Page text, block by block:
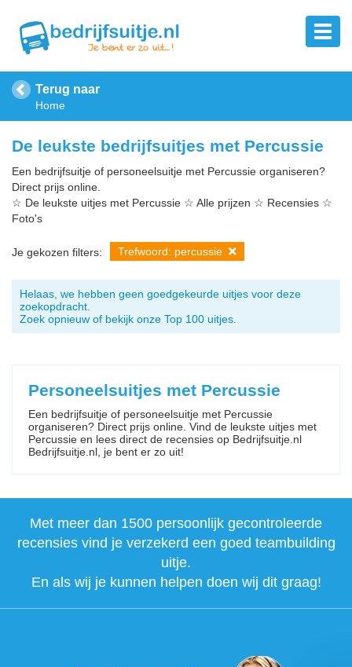
Terug naar
Home
De leukste bedrijfsuitjes met Percussie
Een bedrijfsuitje of personeelsuitje met Percussie organiseren?
Direct prijs online.
☆ De leukste uitjes met Percussie ☆ Alle prijzen ☆ Recensies ☆
Foto's
Je gekozen filters: Trefwoord: percussie
Helaas, we hebben geen goedgekeurde uitjes voor deze
zoekopdracht.
Zoek opnieuw of bekijk onze Top 100 uitjes.
Personeelsuitjes met Percussie
Een bedrijfsuitje of personeelsuitje met Percussie
organiseren? Direct prijs online. Vind de leukste uitjes met
Percussie en lees direct de recensies op Bedrijfsuitje.nl
Bedrijfsuitje.nl, je bent er zo uit!
Met meer dan 1500 persoonlijk gecontroleerde
recensies vind je verzekerd een goed teambuilding
uitje.
En als wij je kunnen helpen doen wij dit graag!